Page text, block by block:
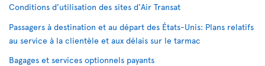
Conditions d’utilisation des sites d'Air Transat
Passagers à destination et au départ des États-Unis: Plans relatifs
au service à la clientèle et aux délais sur le tarmac
Bagages et services optionnels payants